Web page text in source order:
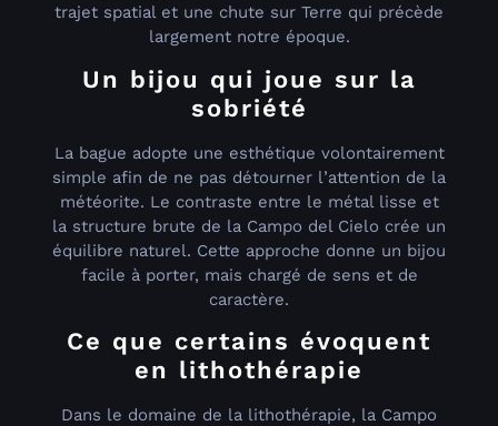
trajet spatial et une chute sur Terre qui précède
largement notre époque.
Un bijou qui joue sur la
sobriété
La bague adopte une esthétique volontairement
simple afin de ne pas détourner l’attention de la
météorite. Le contraste entre le métal lisse et
la structure brute de la Campo del Cielo crée un
équilibre naturel. Cette approche donne un bijou
facile à porter, mais chargé de sens et de
caractère.
Ce que certains évoquent
en lithothérapie
Dans le domaine de la lithothérapie, la Campo